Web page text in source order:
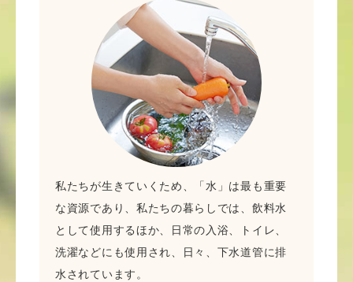
私たちが生きていくため、「水」は最も重要
な資源であり、私たちの暮らしでは、飲料水
として使用するほか、日常の入浴、トイレ、
洗濯などにも使用され、日々、下水道管に排
水されています。